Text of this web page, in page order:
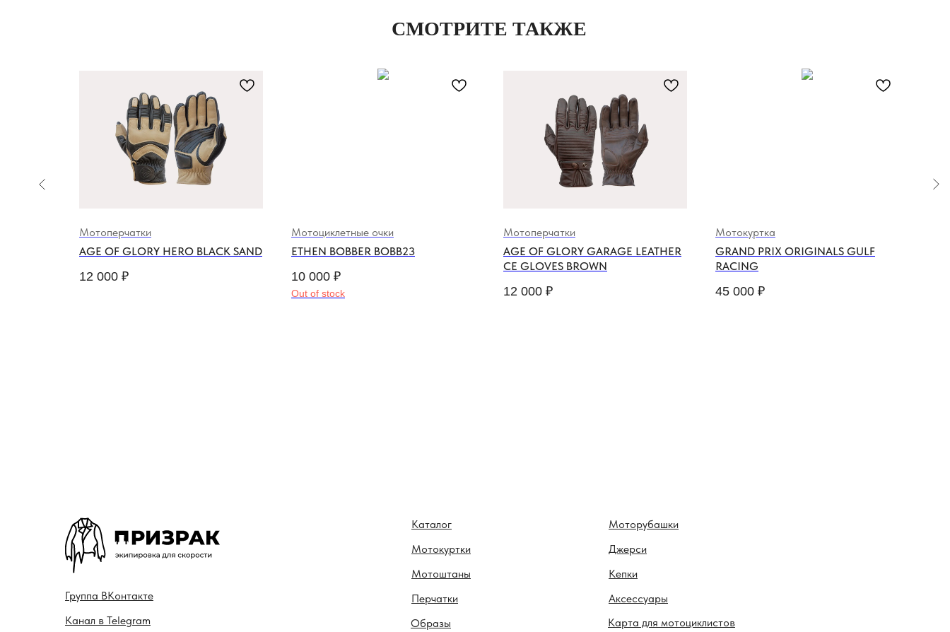
СМОТРИТЕ ТАКЖЕ
AGE OF GLORY HERO BLACK SAND
Мотоперчатки
12 000 ₽
ETHEN BOBBER BOBB23
Мотоциклетные очки
10 000 ₽
Out of stock
AGE OF GLORY GARAGE LEATHER
CE GLOVES BROWN
Мотоперчатки
12 000 ₽
GRAND PRIX ORIGINALS GULF
RACING
Мотокуртка
45 000 ₽
Каталог
Мотокуртки
Мотоштаны
Перчатки
Карта для мотоциклистов
Моторубашки
Образы
Джерси
Кепки
Аксессуары
Канал в Telegram
Гру ппа ВКонтакте